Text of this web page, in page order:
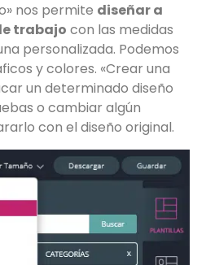
nos permite diseñar a
trabajo con las medidas
personalizada. Podemos
y colores. «Crear una
un determinado diseño
o cambiar algún
con el diseño original.